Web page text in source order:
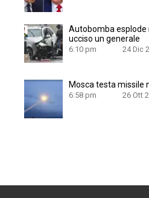
Autobomba esplode
ucciso un generale
6:10 pm 24 Dic
Mosca testa missile
6:58 pm 26 Ott